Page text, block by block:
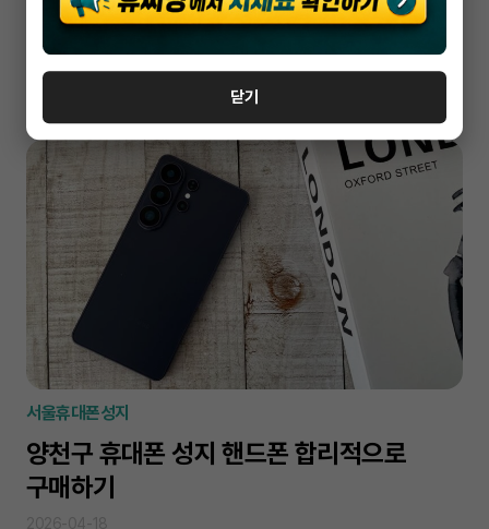
도봉구 휴대폰 성지 핸드폰 시세표 제대로
확인하는 꿀팁
서울휴대폰성지
양천구 휴대폰 성지 핸드폰 합리적으로
구매하기
닫기